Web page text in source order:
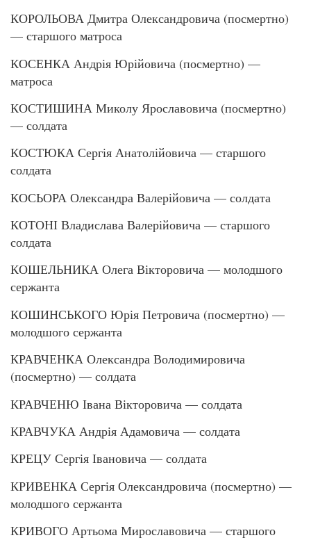
КОРОЛЬОВА Дмитра Олександровича (посмертно)
— старшого матроса
КОСЕНКА Андрія Юрійовича (посмертно) —
матроса
КОСТИШИНА Миколу Ярославовича (посмертно)
— солдата
КОСТЮКА Сергія Анатолійовича — старшого
солдата
КОСЬОРА Олександра Валерійовича — солдата
КОТОНІ Владислава Валерійовича — старшого
солдата
КОШЕЛЬНИКА Олега Вікторовича — молодшого
сержанта
КОШИНСЬКОГО Юрія Петровича (посмертно) —
молодшого сержанта
КРАВЧЕНКА Олександра Володимировича
(посмертно) — солдата
КРАВЧЕНЮ Івана Вікторовича — солдата
КРАВЧУКА Андрія Адамовича — солдата
КРЕЦУ Сергія Івановича — солдата
КРИВЕНКА Сергія Олександровича (посмертно) —
молодшого сержанта
КРИВОГО Артьома Мирославовича — старшого